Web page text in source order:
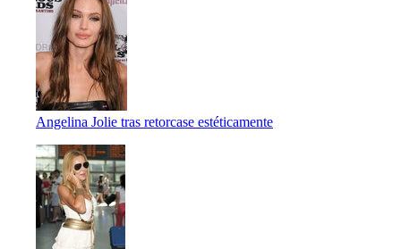
Angelina Jolie tras retorcase estéticamente